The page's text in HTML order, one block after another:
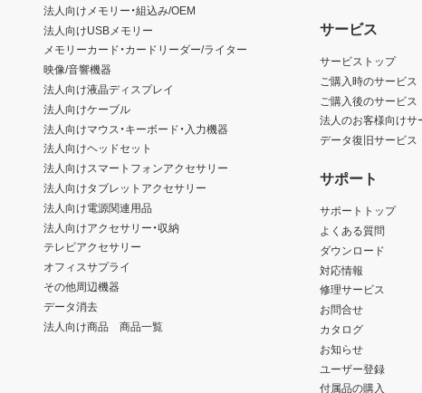
法人向けメモリー・組込み/OEM
法人向けUSBメモリー
メモリーカード・カードリーダー/ライター
映像/音響機器
法人向け液晶ディスプレイ
法人向けケーブル
法人向けマウス・キーボード・入力機器
法人向けヘッドセット
法人向けスマートフォンアクセサリー
法人向けタブレットアクセサリー
法人向け電源関連用品
法人向けアクセサリー・収納
テレビアクセサリー
オフィスサプライ
その他周辺機器
データ消去
法人向け商品 商品一覧
サービス
サービストップ
ご購入時のサービス
ご購入後のサービス
法人のお客様向けサ
データ復旧サービス
サポート
サポートトップ
よくある質問
ダウンロード
対応情報
修理サービス
お問合せ
カタログ
お知らせ
ユーザー登録
付属品の購入